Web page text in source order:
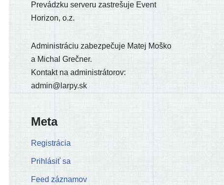
Prevádzku ser­ve­ru zastre­šu­je Event
Horizon, o.z.
Administráciu zabez­pe­ču­je Matej Moško
a Michal Grečner.
Kontakt na admi­nis­trá­to­rov:
admin@larpy.sk
Meta
Registrácia
Prihlásiť sa
Feed záznamov